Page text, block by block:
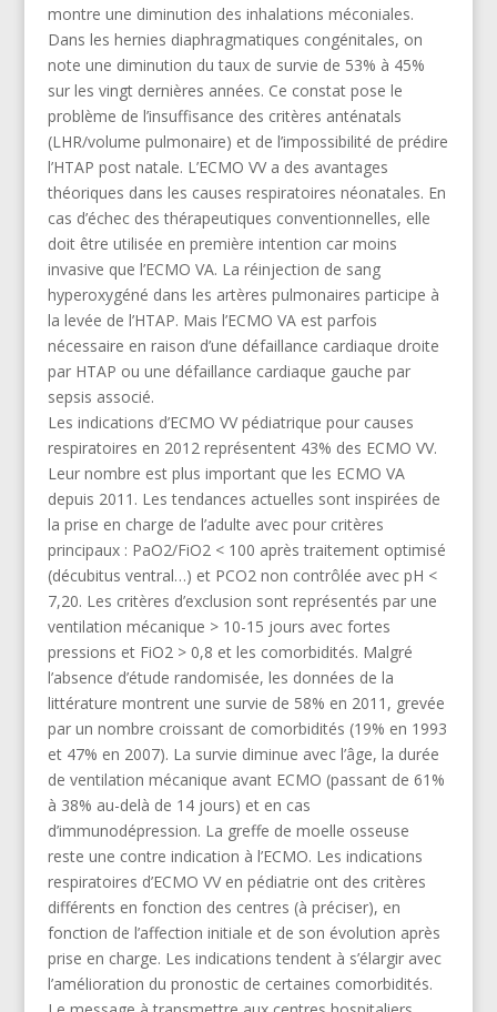
montre une diminution des inhalations méconiales.
Dans les hernies diaphragmatiques congénitales, on
note une diminution du taux de survie de 53% à 45%
sur les vingt dernières années. Ce constat pose le
problème de l’insuffisance des critères anténatals
(LHR/volume pulmonaire) et de l’impossibilité de prédire
l’HTAP post natale. L’ECMO VV a des avantages
théoriques dans les causes respiratoires néonatales. En
cas d’échec des thérapeutiques conventionnelles, elle
doit être utilisée en première intention car moins
invasive que l’ECMO VA. La réinjection de sang
hyperoxygéné dans les artères pulmonaires participe à
la levée de l’HTAP. Mais l’ECMO VA est parfois
nécessaire en raison d’une défaillance cardiaque droite
par HTAP ou une défaillance cardiaque gauche par
sepsis associé.
Les indications d’ECMO VV pédiatrique pour causes
respiratoires en 2012 représentent 43% des ECMO VV.
Leur nombre est plus important que les ECMO VA
depuis 2011. Les tendances actuelles sont inspirées de
la prise en charge de l’adulte avec pour critères
principaux : PaO2/FiO2 < 100 après traitement optimisé
(décubitus ventral…) et PCO2 non contrôlée avec pH <
7,20. Les critères d’exclusion sont représentés par une
ventilation mécanique > 10-15 jours avec fortes
pressions et FiO2 > 0,8 et les comorbidités. Malgré
l’absence d’étude randomisée, les données de la
littérature montrent une survie de 58% en 2011, grevée
par un nombre croissant de comorbidités (19% en 1993
et 47% en 2007). La survie diminue avec l’âge, la durée
de ventilation mécanique avant ECMO (passant de 61%
à 38% au-delà de 14 jours) et en cas
d’immunodépression. La greffe de moelle osseuse
reste une contre indication à l’ECMO. Les indications
respiratoires d’ECMO VV en pédiatrie ont des critères
différents en fonction des centres (à préciser), en
fonction de l’affection initiale et de son évolution après
prise en charge. Les indications tendent à s’élargir avec
l’amélioration du pronostic de certaines comorbidités.